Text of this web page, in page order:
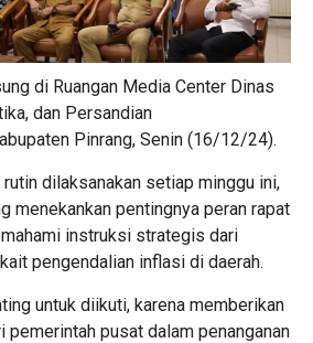
di Ruangan Media Center Dinas
dan Persandian
Pinrang, Senin (16/12/24).
dilaksanakan setiap minggu ini,
menekankan pentingnya peran rapat
instruksi strategis dari
pengendalian inflasi di daerah.
untuk diikuti, karena memberikan
pemerintah pusat dalam penanganan